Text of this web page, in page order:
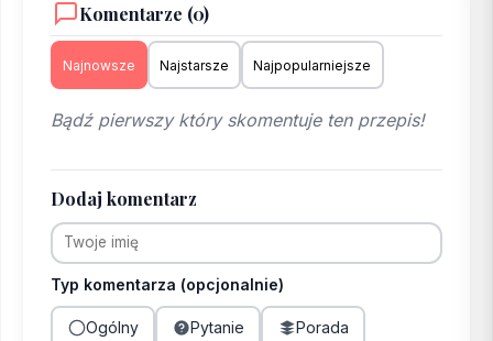
Komentarze (0)
Najnowsze Najstarsze Najpopularniejsze
Bądź pierwszy który skomentuje ten przepis!
Dodaj komentarz
Typ komentarza (opcjonalnie)
Ogólny Pytanie Porada